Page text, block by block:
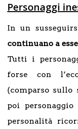
Personaggi
In un
continuano a
Tutti i
forse con
(comparso sullo
poi
personalità